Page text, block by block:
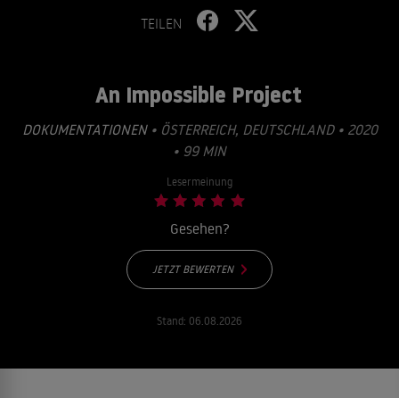
TEILEN
An Impossible Project
DOKUMENTATIONEN• ÖSTERREICH, DEUTSCHLAND • 2020
• 99 MIN
Lesermeinung
Gesehen?
JETZT BEWERTEN
Stand: 06.08.2026